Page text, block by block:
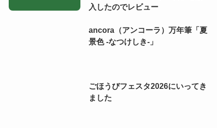
入したのでレビュー
ancora（アンコーラ）万年筆「夏
景色 -なつけしき-」
ごほうびフェスタ2026にいってき
ました